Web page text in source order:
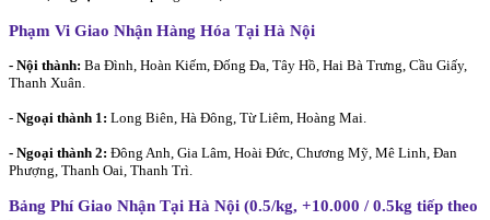
Phạm Vi Giao Nhận Hàng Hóa Tại Hà Nội
- Nội thành: Ba Đình, Hoàn Kiếm, Đống Đa, Tây Hồ, Hai Bà Trưng, Cầu Giấy,
Thanh Xuân.
- Ngoại thành 1: Long Biên, Hà Đông, Từ Liêm, Hoàng Mai.
- Ngoại thành 2: Đông Anh, Gia Lâm, Hoài Đức, Chương Mỹ, Mê Linh, Đan
Phượng, Thanh Oai, Thanh Trì.
Bảng Phí Giao Nhận Tại Hà Nội (0.5/kg, +10.000 / 0.5kg tiếp theo